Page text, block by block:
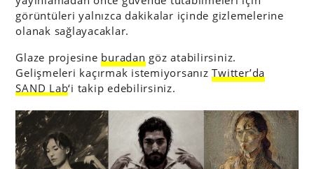
görüntüleri yalnızca dakikalar içinde gizlemelerine
olanak sağlayacaklar.
Glaze projesine buradan göz atabilirsiniz.
Gelişmeleri kaçırmak istemiyorsanızTwitter’da
SAND Lab‘i takip edebilirsiniz.